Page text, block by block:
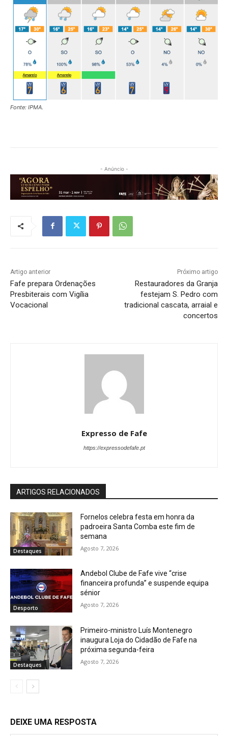
Fonte: IPMA.
- Anúncio -
Artigo anterior
Fafe prepara Ordenações
Presbiterais com Vigília
Vocacional
Próximo artigo
Restauradores da Granja
festejam S. Pedro com
tradicional cascata, arraial e
concertos
Expresso de Fafe
https://expressodefafe.pt
ARTIGOS RELACIONADOS
Destaques
Fornelos celebra festa em honra da
padroeira Santa Comba este fim de
semana
Agosto 7, 2026
Desporto
Andebol Clube de Fafe vive “crise
financeira profunda” e suspende equipa
sénior
Agosto 7, 2026
Destaques
Primeiro-ministro Luís Montenegro
inaugura Loja do Cidadão de Fafe na
próxima segunda-feira
Agosto 7, 2026
DEIXE UMA RESPOSTA